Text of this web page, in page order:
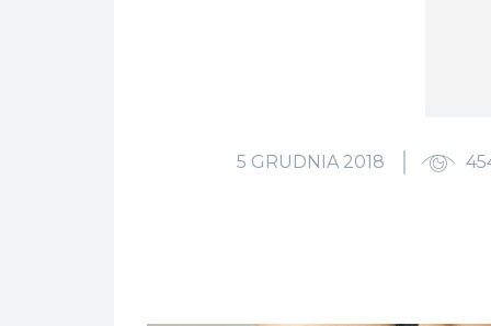
5 GRUDNIA 2018